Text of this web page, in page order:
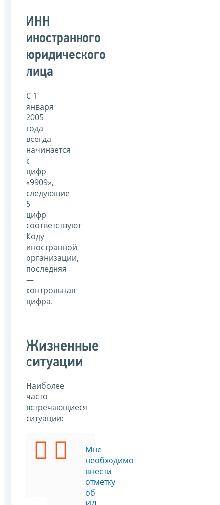
ИНН
иностранного
юридического
лица
C 1
января
2005
года
всегда
начинается
с
цифр
«9909»,
следующие
5
цифр
соответствуют
Коду
иностранной
организации,
последняя
—
контрольная
цифра.
Жизненные
ситуации
Наиболее
часто
встречающиеся
ситуации:
хочу
узнать
Мне
необходимо
внести
отметку
об